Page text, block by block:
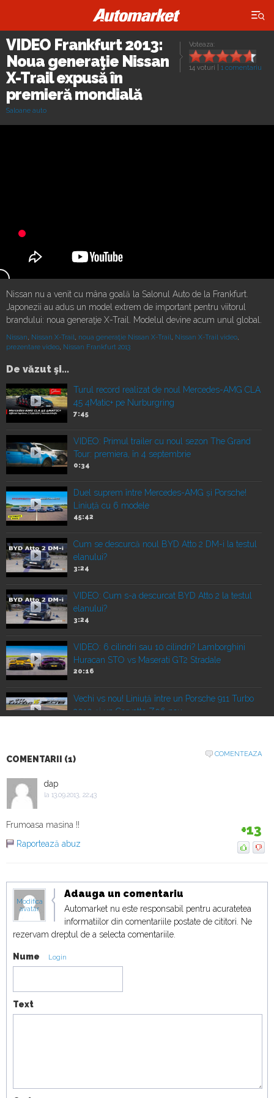
×
Voteaza:
14 voturi 1 comentariu
VIDEO Frankfurt 2013:
Noua generaţie Nissan
X-Trail expusă în
premieră mondială
Saloane auto
Nissan nu a venit cu mâna goală la Salonul Auto de la Frankfurt.
Japonezii au adus un model extrem de important pentru viitorul
brandului: noua generaţie X-Trail. Modelul devine acum unul global.
Nissan, Nissan X-Trail, noua generaţie Nissan X-Trail, Nissan X-Trail video,
prezentare video, Nissan Frankfurt 2013
De văzut şi...
Turul record realizat de noul Mercedes-AMG CLA
45 4Matic+ pe Nurburgring
7:45
VIDEO: Primul trailer cu noul sezon The Grand
Tour: premiera, în 4 septembrie
0:34
Duel suprem între Mercedes-AMG și Porsche!
Liniuță cu 6 modele
45:42
Cum se descurcă noul BYD Atto 2 DM-i la testul
elanului?
3:24
VIDEO: Cum s-a descurcat BYD Atto 2 la testul
elanului?
3:24
VIDEO: 6 cilindri sau 10 cilindri? Lamborghini
Huracan STO vs Maserati GT2 Stradale
20:16
Vechi vs nou! Liniuță între un Porsche 911 Turbo
2010 și un Corvette Z06 nou
VIDEO: Duelul SUV-urilor de performanță.
Porsche Cayenne Electric vs Ferrari Purosangue
Electric vs cel mai mare avion
COMENTARII (1)
COMENTEAZA
dap
la 13.09.2013, 22:43
Frumoasa masina !!
Raportează abuz
+13
Modifica
avatar
Adauga un comentariu
Automarket nu este responsabil pentru acuratetea
informatiilor din comentariile postate de cititori. Ne
rezervam dreptul de a selecta comentariile.
Nume Login
Text